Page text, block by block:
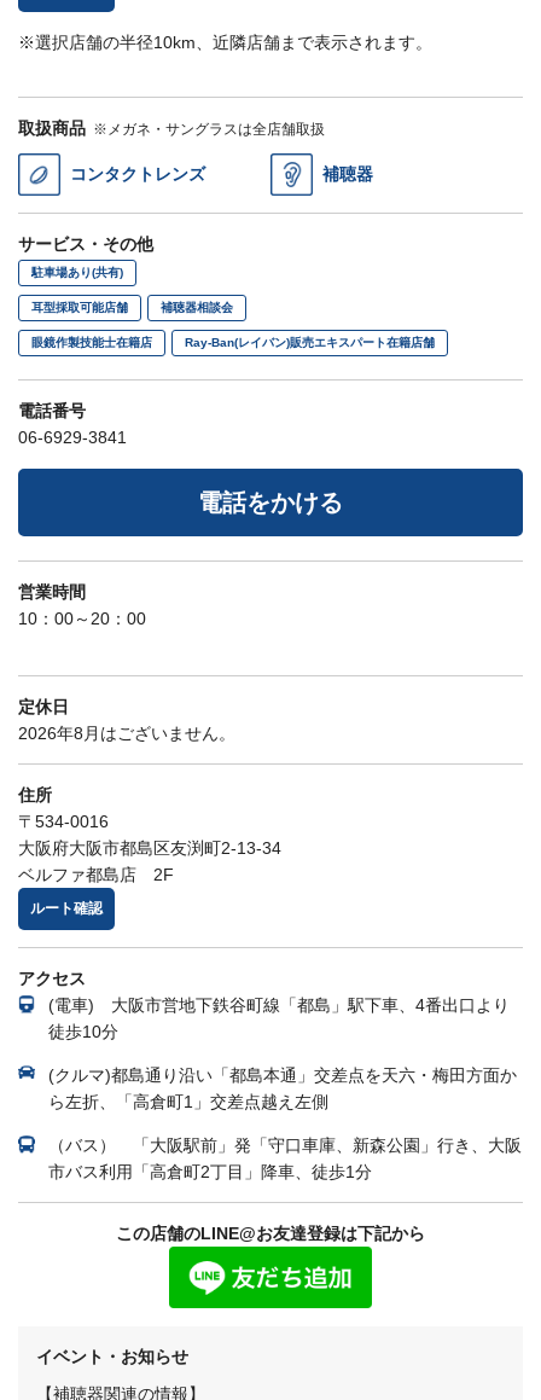
取扱商品 ※メガネ・サングラスは全店舗取扱
コンタクトレンズ 補聴器
サービス・その他
駐車場あり(共有)
耳型採取可能店舗 補聴器相談会
眼鏡作製技能士在籍店 Ray-Ban(レイバン)販売エキスパート在籍店舗
電話番号
06-6929-3841
電話をかける
営業時間
10：00～20：00
定休日
2026年8月はございません。
住所
〒534-0016
大阪府大阪市都島区友渕町2-13-34
ベルファ都島店 2F
ルート確認
アクセス
(電車) 大阪市営地下鉄谷町線「都島」駅下車、4番出口より
徒歩10分
(クルマ)都島通り沿い「都島本通」交差点を天六・梅田方面か
ら左折、「高倉町1」交差点越え左側
（バス） 「大阪駅前」発「守口車庫、新森公園」行き、大阪
市バス利用「高倉町2丁目」降車、徒歩1分
この店舗のLINE@お友達登録は下記から
※選択店舗の半径10km、近隣店舗まで表示されます。
イベント・お知らせ
【補聴器関連の情報】